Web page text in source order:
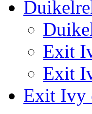
Exit
Exit
Exit Ivy